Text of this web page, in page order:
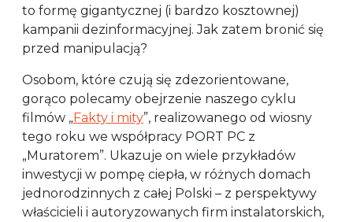
to formę gigantycznej (i bardzo kosztownej)
kampanii dezinformacyjnej. Jak zatem bronić się
przed manipulacją?
Osobom, które czują się zdezorientowane,
gorąco polecamy obejrzenie naszego cyklu
filmów „Fakty i mity”, realizowanego od wiosny
tego roku we współpracy PORT PC z
„Muratorem”. Ukazuje on wiele przykładów
inwestycji w pompę ciepła, w różnych domach
jednorodzinnych z całej Polski – z perspektywy
właścicieli i autoryzowanych firm instalatorskich,